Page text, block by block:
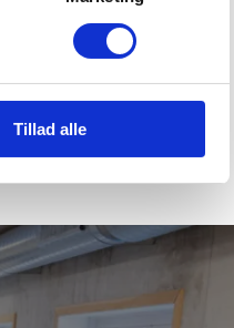
Tillad alle